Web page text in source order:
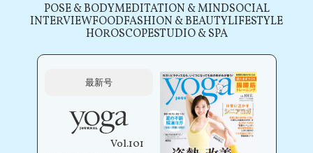
POSE & BODYMEDITATION & MINDSOCIAL
INTERVIEWFOODFASHION & BEAUTYLIFESTYLE
HOROSCOPESTUDIO & SPA
最新号
Vol.101